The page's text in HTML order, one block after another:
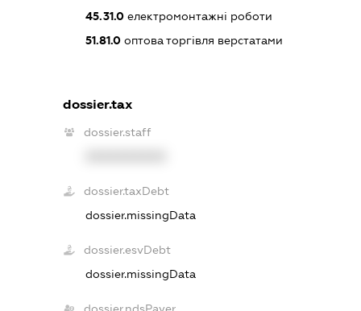
45.31.0 електромонтажні роботи
51.81.0 оптова торгівля верстатами
dossier.tax
dossier.staff
dossier.taxDebt
dossier.missingData
dossier.esvDebt
dossier.missingData
dossier.ndsPayer